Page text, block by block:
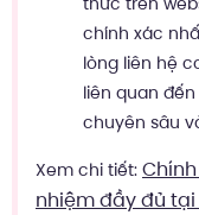
chính xác
lòng liên hệ
liên quan
chuyên sâu
Xem chi tiết:
nhiệm đầy đủ